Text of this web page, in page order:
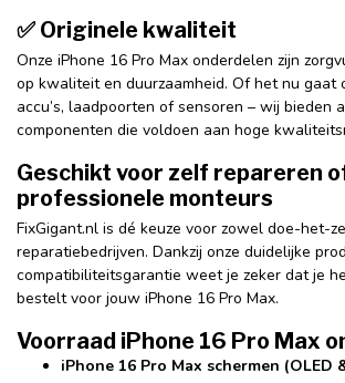
✅ Originele kwaliteit
Onze iPhone 16 Pro Max onderdelen zijn
op kwaliteit en duurzaamheid. Of het nu gaat
accu’s, laadpoorten of sensoren – wij bieden
componenten die voldoen aan hoge
Geschikt voor zelf repareren
professionele monteurs
FixGigant.nl is dé keuze voor zowel doe-het-
reparatiebedrijven. Dankzij onze duidelijke
compatibiliteitsgarantie weet je zeker dat je
bestelt voor jouw iPhone 16 Pro Max.
Voorraad iPhone 16 Pro Max
iPhone 16 Pro Max schermen (OLED